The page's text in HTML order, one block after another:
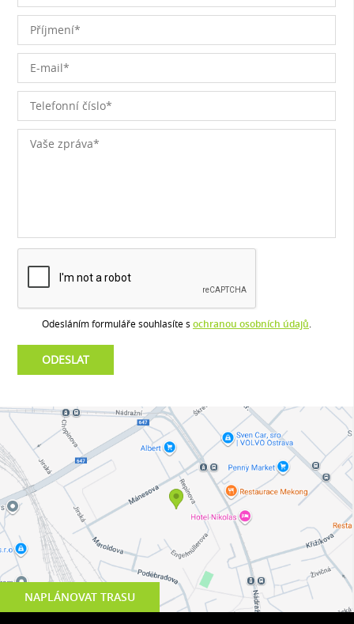
NAPLÁNOVAT TRASU
Odesláním formuláře souhlasíte s ochranou osobních údajů